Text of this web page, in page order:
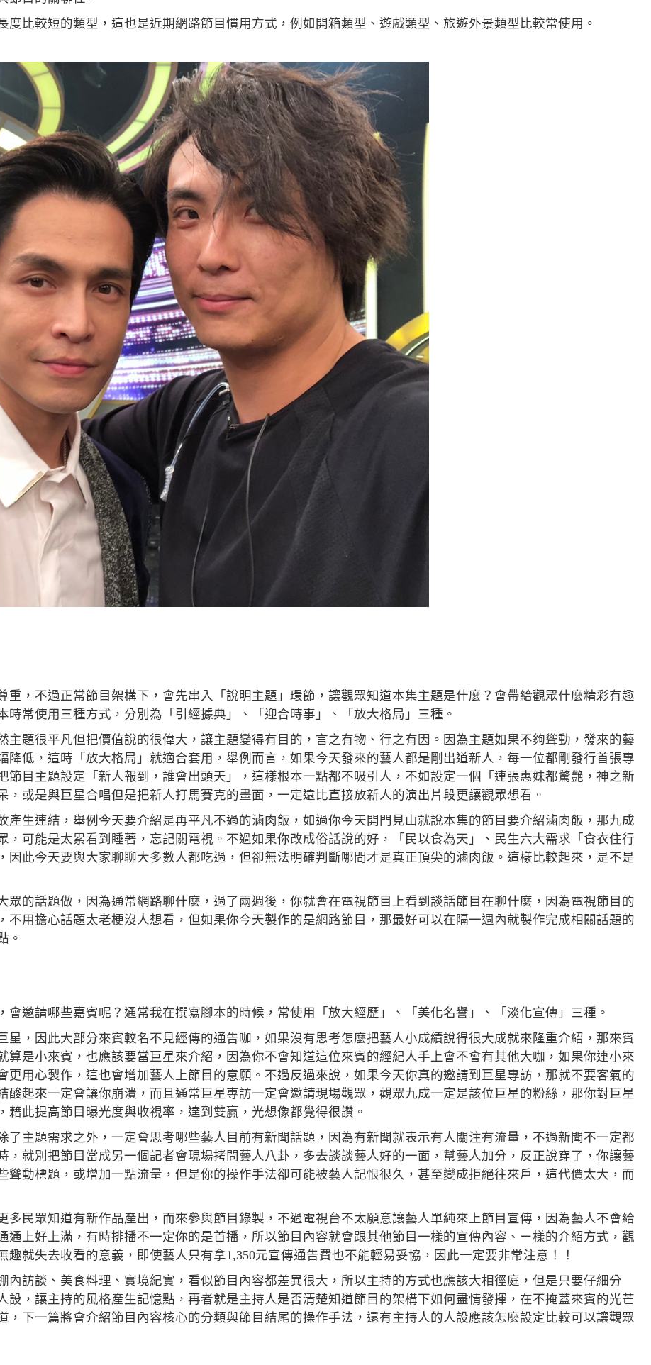
比較短的類型，這也是近期網路節目慣用方式，例如開箱類型、遊戲類型、旅遊外景類型比較常使用。
，不過正常節目架構下，會先串入「說明主題」環節，讓觀眾知道本集主題是什麼？會帶給觀眾什麼精彩有趣
常使用三種方式，分別為「引經據典」、「迎合時事」、「放大格局」三種。
題很平凡但把價值說的很偉大，讓主題變得有目的，言之有物、行之有因。因為主題如果不夠聳動，發來的藝
降低，這時「放大格局」就適合套用，舉例而言，如果今天發來的藝人都是剛出道新人，每一位都剛發行首張專
目主題設定「新人報到，誰會出頭天」，這樣根本一點都不吸引人，不如設定一個「連張惠妹都驚艷，神之新
或是與巨星合唱但是把新人打馬賽克的畫面，一定遠比直接放新人的演出片段更讓觀眾想看。
生連結，舉例今天要介紹是再平凡不過的滷肉飯，如過你今天開門見山就說本集的節目要介紹滷肉飯，那九成
可能是太累看到睡著，忘記關電視。不過如果你改成俗話說的好，「民以食為天」、民生六大需求「食衣住行
此今天要與大家聊聊大多數人都吃過，但卻無法明確判斷哪間才是真正頂尖的滷肉飯。這樣比較起來，是不是
的話題做，因為通常網路聊什麼，過了兩週後，你就會在電視節目上看到談話節目在聊什麼，因為電視節目的
不用擔心話題太老梗沒人想看，但如果你今天製作的是網路節目，那最好可以在隔一週內就製作完成相關話題的
。
邀請哪些嘉賓呢？通常我在撰寫腳本的時候，常使用「放大經歷」、「美化名譽」、「淡化宣傳」三種。
星，因此大部分來賓較名不見經傳的通告咖，如果沒有思考怎麼把藝人小成績說得很大成就來隆重介紹，那來賓
是小來賓，也應該要當巨星來介紹，因為你不會知道這位來賓的經紀人手上會不會有其他大咖，如果你連小來
用心製作，這也會增加藝人上節目的意願。不過反過來說，如果今天你真的邀請到巨星專訪，那就不要客氣的
起來一定會讓你崩潰，而且通常巨星專訪一定會邀請現場觀眾，觀眾九成一定是該位巨星的粉絲，那你對巨星
此提高節目曝光度與收視率，達到雙贏，光想像都覺得很讚。
主題需求之外，一定會思考哪些藝人目前有新聞話題，因為有新聞就表示有人關注有流量，不過新聞不一定都
就別把節目當成另一個記者會現場拷問藝人八卦，多去談談藝人好的一面，幫藝人加分，反正說穿了，你讓藝
聳動標題，或增加一點流量，但是你的操作手法卻可能被藝人記恨很久，甚至變成拒絕往來戶，這代價太大，而
民眾知道有新作品產出，而來參與節目錄製，不過電視台不太願意讓藝人單純來上節目宣傳，因為藝人不會給
上好上滿，有時排播不一定你的是首播，所以節目內容就會跟其他節目一樣的宣傳內容、ㄧ樣的介紹方式，觀
就失去收看的意義，即使藝人只有拿1,350元宣傳通告費也不能輕易妥協，因此一定要非常注意！！
訪談、美食料理、實境紀實，看似節目內容都差異很大，所以主持的方式也應該大相徑庭，但是只要仔細分
，讓主持的風格產生記憶點，再者就是主持人是否清楚知道節目的架構下如何盡情發揮，在不掩蓋來賓的光芒
下一篇將會介紹節目內容核心的分類與節目結尾的操作手法，還有主持人的人設應該怎麼設定比較可以讓觀眾